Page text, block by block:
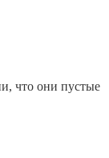
что они пустые